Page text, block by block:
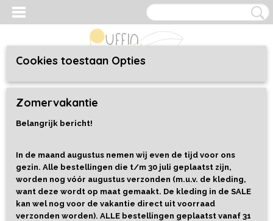
Cookies toestaan Opties
Zomervakantie
Belangrijk bericht!
In de maand augustus nemen wij even de tijd voor ons
gezin. Alle bestellingen die t/m 30 juli geplaatst zijn,
worden nog vóór augustus verzonden (m.u.v. de kleding,
want deze wordt op maat gemaakt. De kleding in de SALE
kan wel nog voor de vakantie direct uit voorraad
verzonden worden). ALLE bestellingen geplaatst vanaf 31